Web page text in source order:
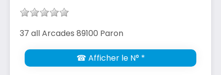
37 all Arcades 89100 Paron
☎ Afficher le N° *